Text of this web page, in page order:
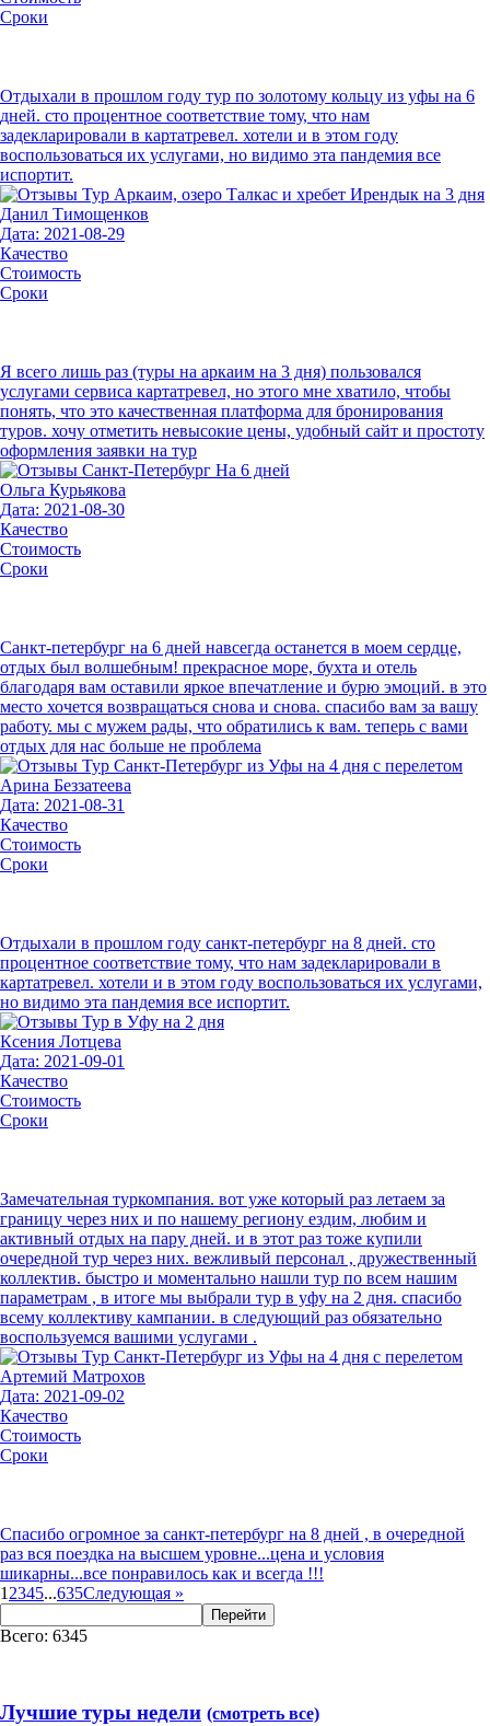
Сроки
Отдыхали в прошлом году тур по золотому кольцу из уфы на 6
дней. сто процентное соответствие тому, что нам
задекларировали в картатревел. хотели и в этом году
воспользоваться их услугами, но видимо эта пандемия все
испортит.
Данил Тимощенков
Дата: 2021-08-29
Качество
Стоимость
Сроки
Я всего лишь раз (туры на аркаим на 3 дня) пользовался
услугами сервиса картатревел, но этого мне хватило, чтобы
понять, что это качественная платформа для бронирования
туров. хочу отметить невысокие цены, удобный сайт и простоту
оформления заявки на тур
Ольга Курьякова
Дата: 2021-08-30
Качество
Стоимость
Сроки
Санкт-петербург на 6 дней навсегда останется в моем сердце,
отдых был волшебным! прекрасное море, бухта и отель
благодаря вам оставили яркое впечатление и бурю эмоций. в это
место хочется возвращаться снова и снова. спасибо вам за вашу
работу. мы с мужем рады, что обратились к вам. теперь с вами
отдых для нас больше не проблема
Арина Беззатеева
Дата: 2021-08-31
Качество
Стоимость
Сроки
Отдыхали в прошлом году санкт-петербург на 8 дней. сто
процентное соответствие тому, что нам задекларировали в
картатревел. хотели и в этом году воспользоваться их услугами,
но видимо эта пандемия все испортит.
Ксения Лотцева
Дата: 2021-09-01
Качество
Стоимость
Сроки
Замечательная туркомпания. вот уже который раз летаем за
границу через них и по нашему региону ездим, любим и
активный отдых на пару дней. и в этот раз тоже купили
очередной тур через них. вежливый персонал , дружественный
коллектив. быстро и моментально нашли тур по всем нашим
параметрам , в итоге мы выбрали тур в уфу на 2 дня. спасибо
всему коллективу кампании. в следующий раз обязательно
воспользуемся вашими услугами .
Артемий Матрохов
Дата: 2021-09-02
Качество
Стоимость
Сроки
Спасибо огромное за санкт-петербург на 8 дней , в очередной
раз вся поездка на высшем уровне...цена и условия
шикарны...все понравилось как и всегда !!!
1 2345...635Следующая »
Перейти
Всего: 6345
Лучшие туры недели (смотреть все)